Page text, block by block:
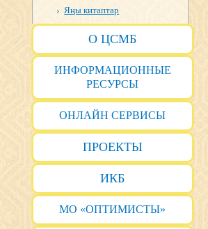
Яңы китаптар
О ЦСМБ
ИНФОРМАЦИОННЫЕ
РЕСУРСЫ
ОНЛАЙН СЕРВИСЫ
ПРОЕКТЫ
ИКБ
МО «ОПТИМИСТЫ»